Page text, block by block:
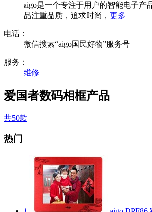
aigo是一个专注于用户的智能电子产
品注重品质，追求时尚， 更多
电话：
微信搜索“aigo国民好物”服务号
服务：
维修
爱国者数码相框产品
共50款
热门